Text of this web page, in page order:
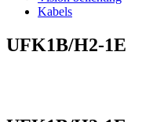
Kabels
UFK1B/H2-1E